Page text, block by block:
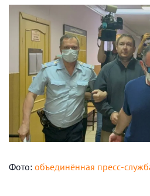
Фото: объединённая пресс-